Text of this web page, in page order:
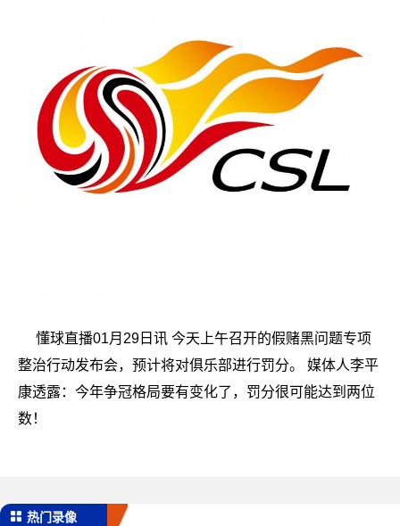
懂球直播01月29日讯 今天上午召开的假赌黑问题专项
整治行动发布会，预计将对俱乐部进行罚分。 媒体人李平
康透露：今年争冠格局要有变化了，罚分很可能达到两位
数！
热门录像